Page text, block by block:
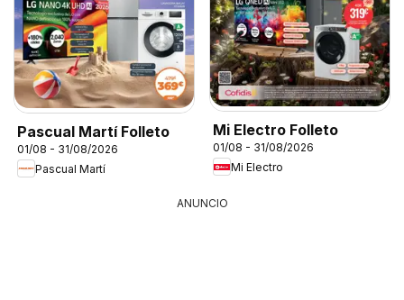
Pascual Martí Folleto
01/08 - 31/08/2026
Pascual Martí
Mi Electro Folleto
01/08 - 31/08/2026
Mi Electro
ANUNCIO